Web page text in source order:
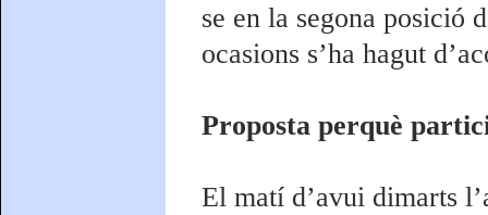
se en la segona posició
ocasions s’ha hagut
Proposta perquè
El matí d’avui dimarts